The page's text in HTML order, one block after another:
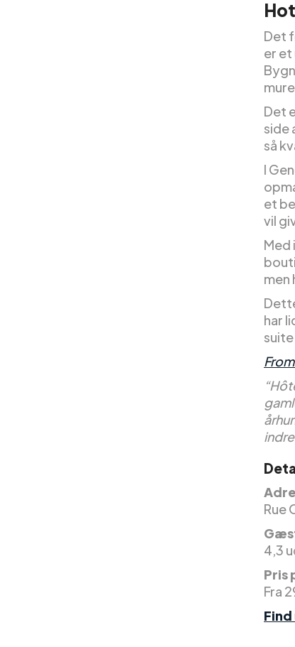
Det
er
Det
side
så
I
et
vil
Med
men
har
Rue
4,3
Pris
Fra